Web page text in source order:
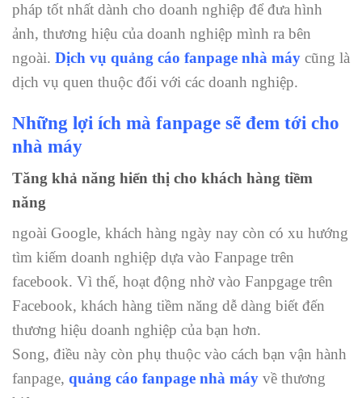
pháp tốt nhất dành cho doanh nghiệp để đưa hình
ảnh, thương hiệu của doanh nghiệp mình ra bên
ngoài. Dịch vụ quảng cáo fanpage nhà máy cũng là
dịch vụ quen thuộc đối với các doanh nghiệp.
Những lợi ích mà fanpage sẽ đem tới cho
nhà máy
Tăng khả năng hiển thị cho khách hàng tiềm
năng
ngoài Google, khách hàng ngày nay còn có xu hướng
tìm kiếm doanh nghiệp dựa vào Fanpage trên
facebook. Vì thế, hoạt động nhờ vào Fanpgage trên
Facebook, khách hàng tiềm năng dễ dàng biết đến
thương hiệu doanh nghiệp của bạn hơn.
Song, điều này còn phụ thuộc vào cách bạn vận hành
fanpage, quảng cáo fanpage nhà máy về thương